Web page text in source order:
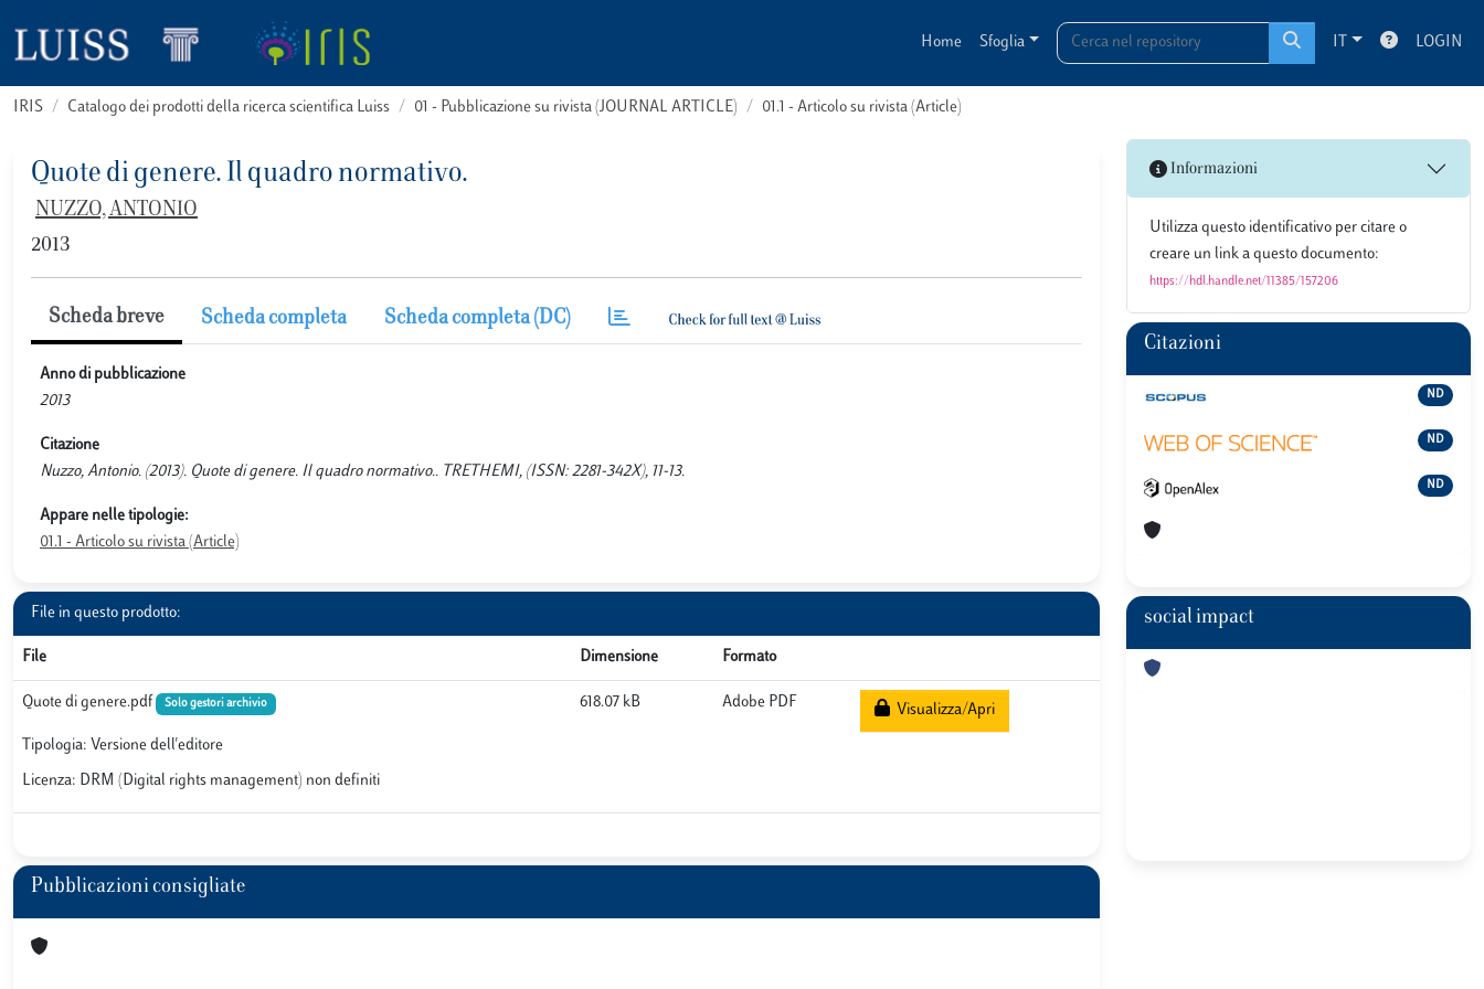
Home Sfoglia IT LOGIN
IRIS Catalogo dei prodotti della ricerca scientifica Luiss 01 - Pubblicazione su rivista (JOURNAL ARTICLE) 01.1 - Articolo su rivista (Article)
Quote di genere. Il quadro normativo.
NUZZO, ANTONIO
2013
Scheda breve Scheda completa Scheda completa (DC)
Anno di pubblicazione
2013
Citazione
Nuzzo, Antonio. (2013). Quote di genere. Il quadro normativo.. TRETHEMI, (ISSN: 2281-342X), 11-13.
Appare nelle tipologie:
01.1 - Articolo su rivista (Article)
File in questo prodotto:
File Dimensione Formato
Quote di genere.pdf Solo gestori archivio
Tipologia: Versione dell'editore
Licenza: DRM (Digital rights management) non definiti
618.07 kB Adobe PDF Visualizza/Apri
Pubblicazioni consigliate
Informazioni
Utilizza questo identificativo per citare o
creare un link a questo documento:
https://hdl.handle.net/11385/157206
Citazioni
ND
ND
ND
social impact